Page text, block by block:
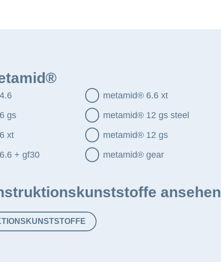
gs
xt
+ gf30
metamid® 6.6 xt
metamid® 12 gs steel
metamid® 12 gs
metamid® gear
ansehen